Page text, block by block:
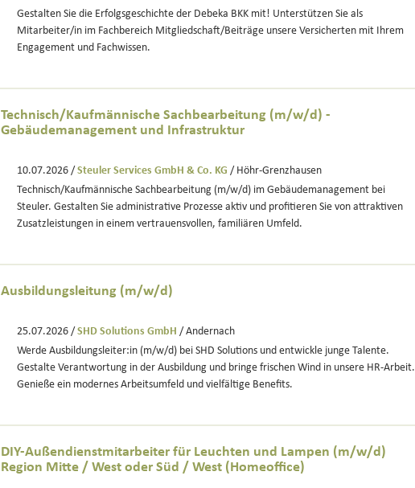
Gestalten Sie die Erfolgsgeschichte der Debeka BKK mit! Unterstützen Sie als
Mitarbeiter/in im Fachbereich Mitgliedschaft/Beiträge unsere Versicherten mit Ihrem
Engagement und Fachwissen.
Technisch/Kaufmännische Sachbearbeitung (m/w/d) -
Gebäudemanagement und Infrastruktur
10.07.2026 / Steuler Services GmbH & Co. KG / Höhr-Grenzhausen
Technisch/Kaufmännische Sachbearbeitung (m/w/d) im Gebäudemanagement bei
Steuler. Gestalten Sie administrative Prozesse aktiv und profitieren Sie von attraktiven
Zusatzleistungen in einem vertrauensvollen, familiären Umfeld.
Ausbildungsleitung (m/w/d)
25.07.2026 / SHD Solutions GmbH / Andernach
Werde Ausbildungsleiter:in (m/w/d) bei SHD Solutions und entwickle junge Talente.
Gestalte Verantwortung in der Ausbildung und bringe frischen Wind in unsere HR-Arbeit.
Genieße ein modernes Arbeitsumfeld und vielfältige Benefits.
DIY-Außendienstmitarbeiter für Leuchten und Lampen (m/w/d)
Region Mitte / West oder Süd / West (Homeoffice)